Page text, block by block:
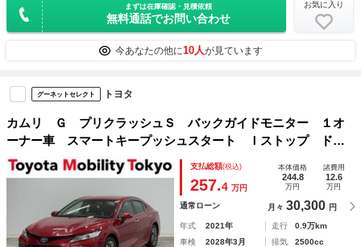
まずは在庫確認・見積依頼
無料通話でお問い合わせ
お気に入り
今あなたの他に10人が見ています
グーネットセレクト トヨタ
カムリ Ｇ プリクラッシュＳ バックガイドモニター １オ
ーナー車 スマートキープッシュスタート Ｉストップ ドラ
レコ付き エアバッグ ＡＣ１００Ｖ ＴＶナビ オ－トエア
コン パワーステアリング パワーウインドウ
支払総額(税込)
257.4 万円
本体価格
244.8
万円
諸費用
12.6
万円
通常ローン 月々 30,300 円
年式 2021年 走行
0.9万km
車検
2028年3月 排気
2500cc